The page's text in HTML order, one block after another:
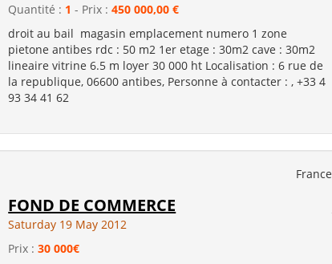
Quantité : 1 - Prix :450 000,00 €
droit au bail magasin emplacement numero 1 zone
pietone antibes rdc : 50 m2 1er etage : 30m2 cave : 30m2
lineaire vitrine 6.5 m loyer 30 000 ht Localisation : 6 rue de
la republique, 06600 antibes, Personne à contacter : , +33 4
93 34 41 62
France
FOND DE COMMERCE
Saturday 19 May 2012
Prix :30 000€